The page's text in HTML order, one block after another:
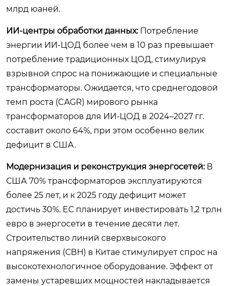
млрд юаней.
ИИ-центры обработки данных:Потребление
энергии ИИ-ЦОД более чем в 10 раз превышает
потребление традиционных ЦОД, стимулируя
взрывной спрос на понижающие и специальные
трансформаторы. Ожидается, что среднегодовой
темп роста (CAGR) мирового рынка
трансформаторов для ИИ-ЦОД в 2024–2027 гг.
составит около 64%, при этом особенно велик
дефицит в США.
Модернизация и реконструкция энергосетей:В
США 70% трансформаторов эксплуатируются
более 25 лет, и к 2025 году дефицит может
достичь 30%. ЕС планирует инвестировать 1,2 трлн
евро в энергосети в течение десяти лет.
Строительство линий сверхвысокого
напряжения (СВН) в Китае стимулирует спрос на
высокотехнологичное оборудование. Эффект от
замены устаревших мощностей накладывается